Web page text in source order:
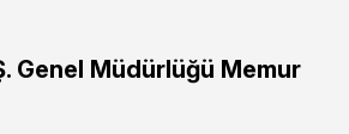
Genel Müdürlüğü Memur